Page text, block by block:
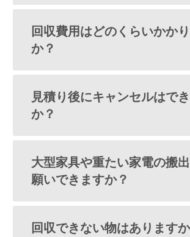
回収費用はどのくらいかか
か？
見積り後にキャンセルはで
か？
大型家具や重たい家電の搬
願いできますか？
回収できない物はあります